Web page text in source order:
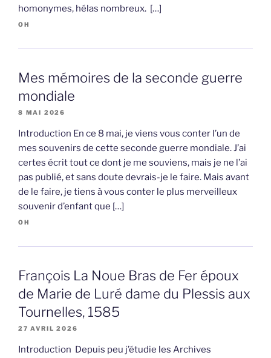
homonymes, hélas nombreux. […]
OH
Mes mémoires de la seconde guerre
mondiale
8 MAI 2026
Introduction En ce 8 mai, je viens vous conter l’un de
mes souvenirs de cette seconde guerre mondiale. J’ai
certes écrit tout ce dont je me souviens, mais je ne l’ai
pas publié, et sans doute devrais-je le faire. Mais avant
de le faire, je tiens à vous conter le plus merveilleux
souvenir d’enfant que […]
OH
François La Noue Bras de Fer époux
de Marie de Luré dame du Plessis aux
Tournelles, 1585
27 AVRIL 2026
Introduction Depuis peu j’étudie les Archives